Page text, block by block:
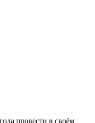
провести в своём